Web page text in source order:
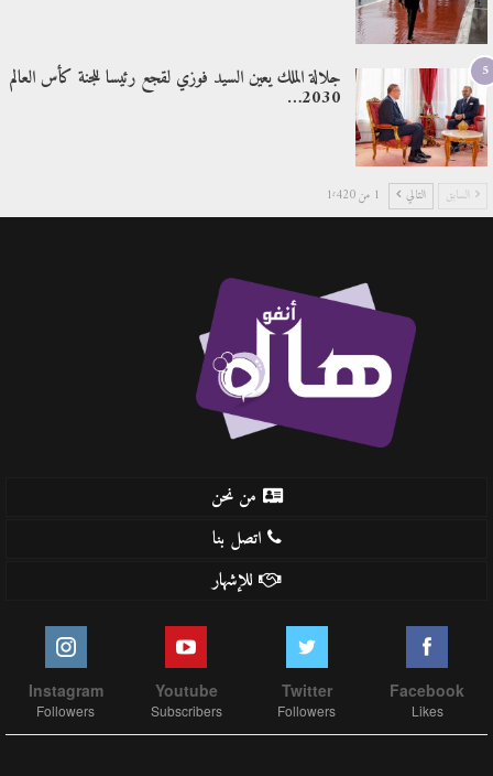
5 جلالة الملك يعين السيد فوزي لقجع رئيسا للجنة كأس العالم
2030…
السابق التالي 1 من 1٬420
من نحن
اتصل بنا
للإشهار
Facebook
Likes
Twitter
Followers
Youtube
Subscribers
Instagram
Followers